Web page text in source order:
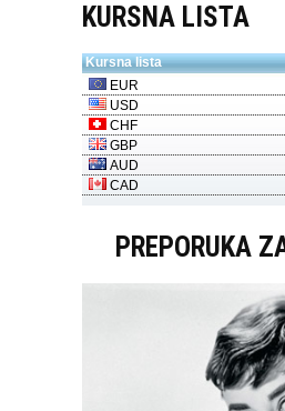
KURSNA LISTA
PREPORUKA